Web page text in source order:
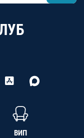
ВИП